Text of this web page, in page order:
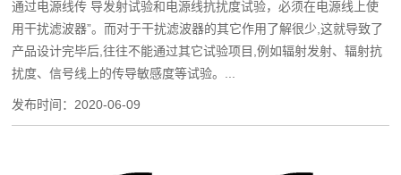
通过电源线传 导发射试验和电源线抗扰度试验，必须在电源线上使
用干扰滤波器”。而对于干扰滤波器的其它作用了解很少,这就导致了
产品设计完毕后,往往不能通过其它试验项目,例如辐射发射、辐射抗
扰度、信号线上的传导敏感度等试验。...
发布时间：2020-06-09